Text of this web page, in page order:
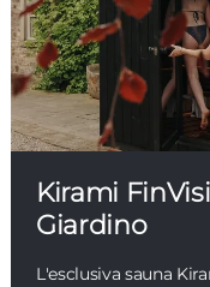
Kirami
Giardino
L'esclusiva sauna